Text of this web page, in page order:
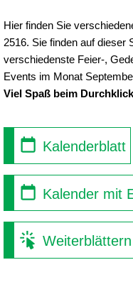
Hier finden Sie
2516. Sie finden auf dieser
verschiedenste Feier-,
Events im Monat
Viel Spaß beim
Kalenderblatt
Kalender mit
Weiterblättern